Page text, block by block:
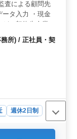
係を築き、責
れます。皆様
査による顧問先
ータ入力 ・現金
の契約先企業か
日記帳、月次試
表、損益計算書
申告書類作成
理、節税に関す
などを担当し
ります。 埼玉
をメインに経営
所) / 正社員・契
週休2日制